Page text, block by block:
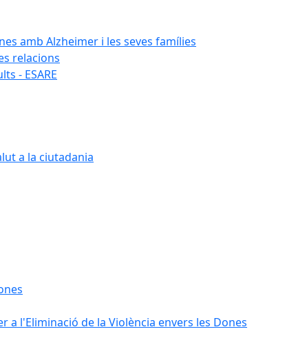
amb Alzheimer i les seves famílies
relacions
- ESARE
a la ciutadania
a l'Eliminació de la Violència envers les Dones